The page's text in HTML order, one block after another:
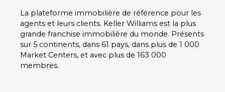
La plateforme immobilière de référence pour les
agents et leurs clients. Keller Williams est la plus
grande franchise immobilière du monde. Présents
sur 5 continents, dans 61 pays, dans plus de 1 000
Market Centers, et avec plus de 163 000
membres.